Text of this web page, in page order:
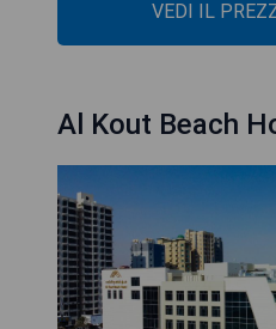
VEDI IL
Al Kout Beach